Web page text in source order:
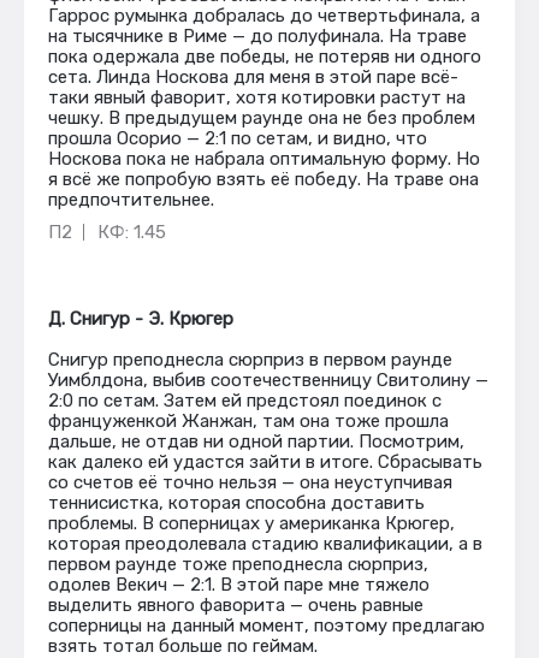
Гаррос румынка добралась до четвертьфинала, а
на тысячнике в Риме — до полуфинала. На траве
пока одержала две победы, не потеряв ни одного
сета. Линда Носкова для меня в этой паре всё-
таки явный фаворит, хотя котировки растут на
чешку. В предыдущем раунде она не без проблем
прошла Осорио — 2:1 по сетам, и видно, что
Носкова пока не набрала оптимальную форму. Но
я всё же попробую взять её победу. На траве она
предпочтительнее.
П2
КФ: 1.45
Д. Снигур - Э. Крюгер
Снигур преподнесла сюрприз в первом раунде
Уимблдона, выбив соотечественницу Свитолину —
2:0 по сетам. Затем ей предстоял поединок с
француженкой Жанжан, там она тоже прошла
дальше, не отдав ни одной партии. Посмотрим,
как далеко ей удастся зайти в итоге. Сбрасывать
со счетов её точно нельзя — она неуступчивая
теннисистка, которая способна доставить
проблемы. В соперницах у американка Крюгер,
которая преодолевала стадию квалификации, а в
первом раунде тоже преподнесла сюрприз,
одолев Векич — 2:1. В этой паре мне тяжело
выделить явного фаворита — очень равные
соперницы на данный момент, поэтому предлагаю
взять тотал больше по геймам.